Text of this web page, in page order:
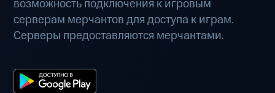
возможность подключения к игровым
серверам мерчантов для доступа к играм.
Серверы предоставляются мерчантами.